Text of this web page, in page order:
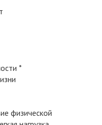
*
физической